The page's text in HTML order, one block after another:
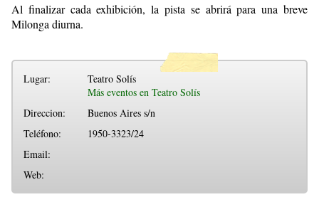
Al finalizar cada exhibición, la pista se abrirá para una breve
Milonga diurna.
Lugar:
Teatro Solís
Más eventos en Teatro Solís
Direccion:
Buenos Aires s/n
Teléfono:
1950-3323/24
Email:
Web: